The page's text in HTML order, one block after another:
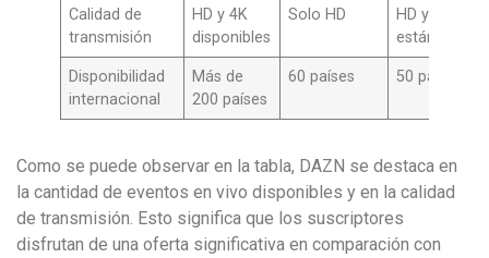
Calidad de
transmisión
HD y 4K
disponibles
Solo HD
HD y
estándar
Disponibilidad
internacional
Más de
200 países
60 países 50 países
Como se puede observar en la tabla, DAZN se destaca en
la cantidad de eventos en vivo disponibles y en la calidad
de transmisión. Esto significa que los suscriptores
disfrutan de una oferta significativa en comparación con